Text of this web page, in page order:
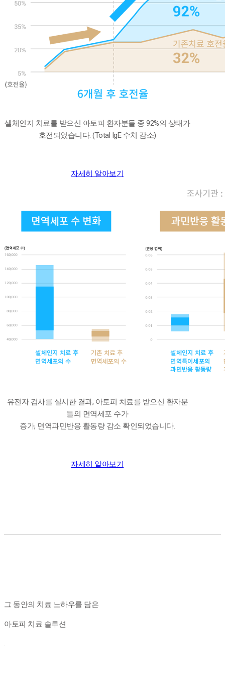
셀체인지 치료를 받으신 아토피 환자분들 중 92%의 상태가
호전되었습니다. (Total IgE 수치 감소)
자세히 알아보기
유전자 검사를 실시한 결과, 아토피 치료를 받으신 환자분
들의 면역세포 수가
증가, 면역과민반응 활동량 감소 확인되었습니다.
자세히 알아보기
그 동안의 치료 노하우를 담은
아토피 치료 솔루션
.